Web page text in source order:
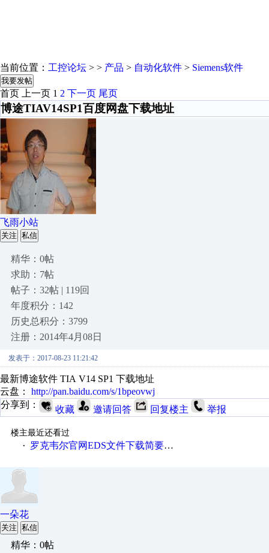
当前位置： 工控论坛 > > 产品 > 自动化软件 > Siemens软件
我要发帖
首页 上一页 1 2 下一页 尾页
博途TIAV14SP1百度网盘下载地址
飞雨小站
关注 私信
精华：0帖
求助：7帖
帖子：32帖 | 119回
年度积分：142
历史总积分：3799
注册：2014年4月08日
发表于：2017-08-23 11:21:42
最新博途软件 TIA V14 SP1 下载地址
云盘： http://pan.baidu.com/s/1bpeovwj
分享到：
收藏 邀请回答 回复楼主 举报
楼主最近还看过
·
罗克韦尔官网EDS文件下载简要说明
一朵花
关注 私信
精华：0帖